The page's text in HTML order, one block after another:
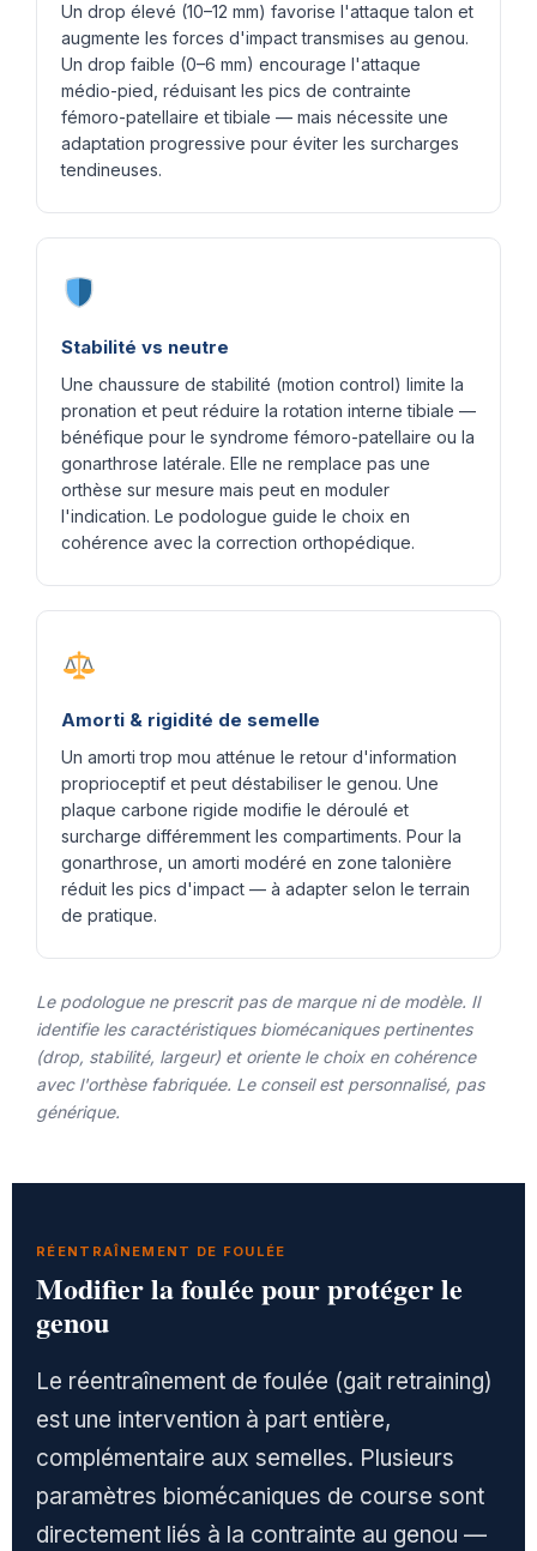
Un drop élevé (10–12 mm) favorise l'attaque talon et
augmente les forces d'impact transmises au genou.
Un drop faible (0–6 mm) encourage l'attaque
médio-pied, réduisant les pics de contrainte
fémoro-patellaire et tibiale — mais nécessite une
adaptation progressive pour éviter les surcharges
tendineuses.
Stabilité vs neutre
Une chaussure de stabilité (motion control) limite la
pronation et peut réduire la rotation interne tibiale —
bénéfique pour le syndrome fémoro-patellaire ou la
gonarthrose latérale. Elle ne remplace pas une
orthèse sur mesure mais peut en moduler
l'indication. Le podologue guide le choix en
cohérence avec la correction orthopédique.
Amorti & rigidité de semelle
Un amorti trop mou atténue le retour d'information
proprioceptif et peut déstabiliser le genou. Une
plaque carbone rigide modifie le déroulé et
surcharge différemment les compartiments. Pour la
gonarthrose, un amorti modéré en zone talonière
réduit les pics d'impact — à adapter selon le terrain
de pratique.
Le podologue ne prescrit pas de marque ni de modèle. Il
identifie les caractéristiques biomécaniques pertinentes
(drop, stabilité, largeur) et oriente le choix en cohérence
avec l'orthèse fabriquée. Le conseil est personnalisé, pas
générique.
RÉENTRAÎNEMENT DE FOULÉE
Modifier la foulée pour protéger le
genou
Le réentraînement de foulée (gait retraining)
est une intervention à part entière,
complémentaire aux semelles. Plusieurs
paramètres biomécaniques de course sont
directement liés à la contrainte au genou —